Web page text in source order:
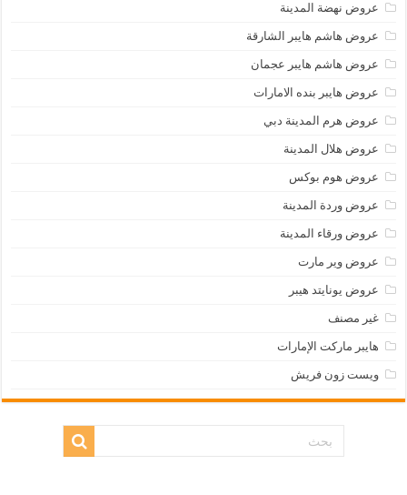
عروض نهضة المدينة
عروض هاشم هايبر الشارقة
عروض هاشم هايبر عجمان
عروض هايبر بنده الامارات
عروض هرم المدينة دبي
عروض هلال المدينة
عروض هوم بوكس
عروض وردة المدينة
عروض ورقاء المدينة
عروض وير مارت
عروض يونايتد هيبر
غير مصنف
هايبر ماركت الإمارات
ويست زون فريش